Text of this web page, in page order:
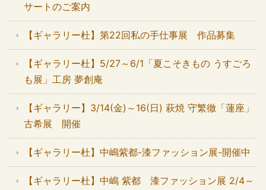
サートのご案内
【ギャラリー杜】第22回私の手仕事展 作品募集
【ギャラリー杜】5/27～6/1「夏こそきもの うすごろ
も展」工房 夢創庵
【ギャラリー】3/14(金)～16(日) 萩焼 守繁徹「蓮座」
古希展 開催
【ギャラリー杜】中嶋紫都-漆ファッション展-開催中
【ギャラリー杜】中嶋 紫都 漆ファッション展 2/4～